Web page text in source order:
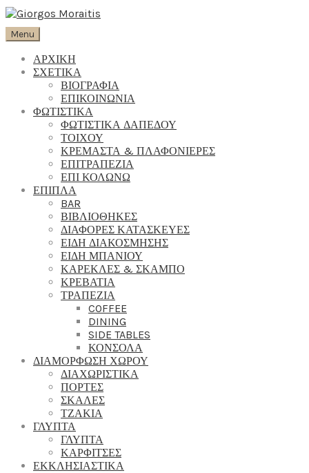
Menu
ΑΡΧΙΚΗ
ΣΧΕΤΙΚΑ
ΒΙΟΓΡΑΦΙΑ
ΕΠΙΚΟΙΝΩΝΙΑ
ΦΩΤΙΣΤΙΚΑ
ΦΩΤΙΣΤΙΚΑ ΔΑΠΕΔΟΥ
ΤΟΙΧΟΥ
ΚΡΕΜΑΣΤΑ & ΠΛΑΦΟΝΙΕΡΕΣ
ΕΠΙΤΡΑΠΕΖΙΑ
ΕΠΙ ΚΟΛΩΝΩ
ΕΠΙΠΛΑ
BAR
ΒΙΒΛΙΟΘΗΚΕΣ
ΔΙΑΦΟΡΕΣ ΚΑΤΑΣΚΕΥΕΣ
ΕΙΔΗ ΔΙΑΚΟΣΜΗΣΗΣ
ΕΙΔΗ ΜΠΑΝΙΟΥ
ΚΑΡΕΚΛΕΣ & ΣΚΑΜΠΟ
ΚΡΕΒΑΤΙΑ
ΤΡΑΠΕΖΙΑ
COFFEE
DINING
SIDE TABLES
ΚΟΝΣΟΛΑ
ΔΙΑΜΟΡΦΩΣΗ ΧΩΡΟΥ
ΔΙΑΧΩΡΙΣΤΙΚΑ
ΠΟΡΤΕΣ
ΣΚΑΛΕΣ
ΤΖΑΚΙΑ
ΓΛΥΠΤΑ
ΓΛΥΠΤΑ
ΚΑΡΦΙΤΣΕΣ
ΕΚΚΛΗΣΙΑΣΤΙΚΑ